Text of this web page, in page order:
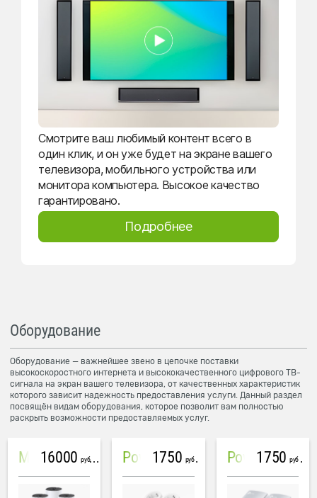
Смотрите ваш любимый контент всего в
один клик, и он уже будет на экране вашего
телевизора, мобильного устройства или
монитора компьютера. Высокое качество
гарантировано.
Подробнее
Оборудование
Оборудование — важнейшее звено в цепочке поставки
высокоскоростного интернета и высококачественного цифрового ТВ-
сигнала на экран вашего телевизора, от качественных характеристик
которого зависит надежность предоставления услуги. Данный раздел
посвящён видам оборудования, которое позволит вам полностью
раскрыть возможности предоставляемых услуг.
Mesh система TP-Link Deco M4 (3 устройства)
16000 руб PowerLine Tenda PH6
1750 руб PowerLine TP-Link AV600
1750 руб